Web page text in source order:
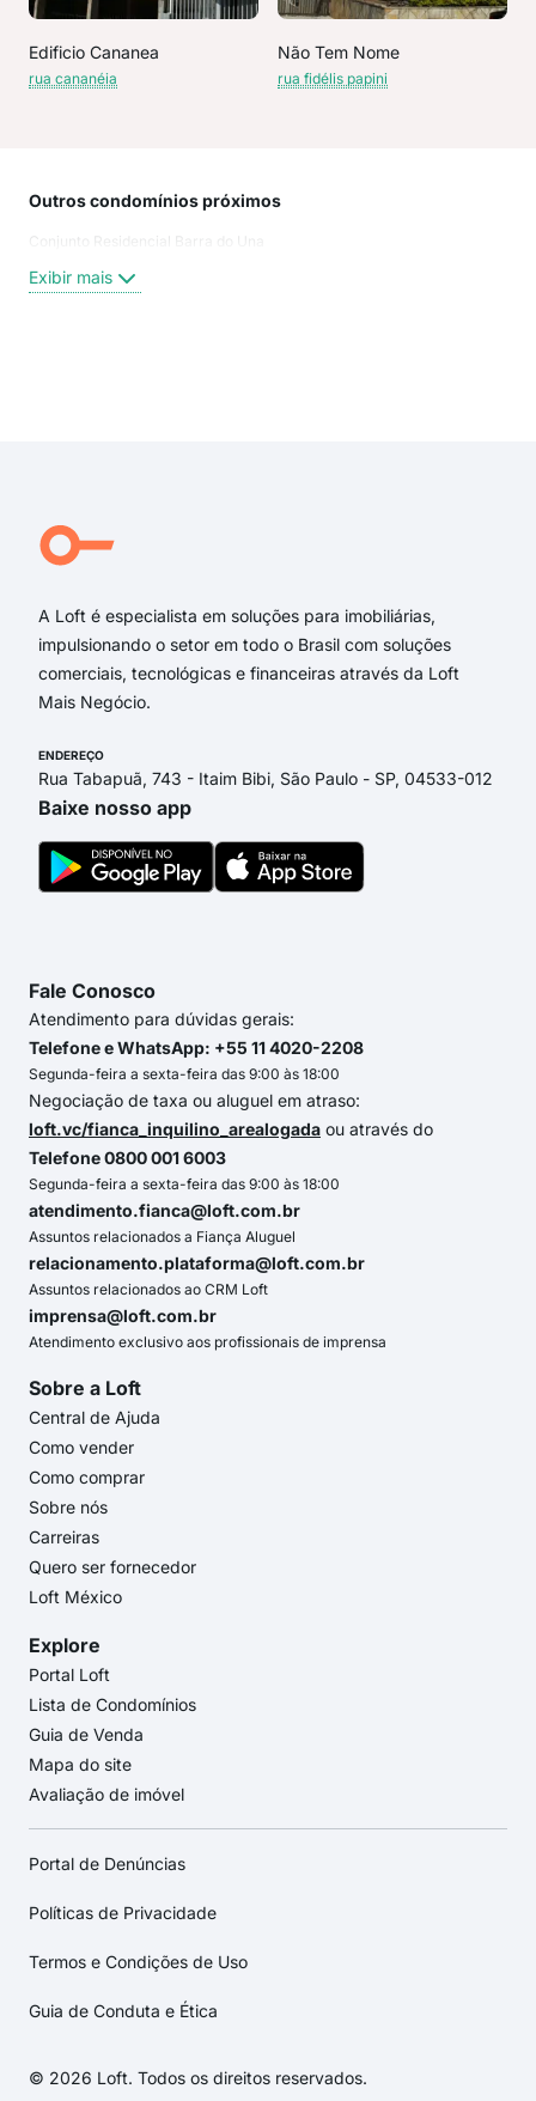
Edificio Cananea
rua cananéia
Não Tem Nome
rua fidélis papini
Outros condomínios próximos
Conjunto Residencial Barra do Una
Exibir mais
A Loft é especialista em soluções para imobiliárias,
impulsionando o setor em todo o Brasil com soluções
comerciais, tecnológicas e financeiras através da Loft
Mais Negócio.
ENDEREÇO
Rua Tabapuã, 743 - Itaim Bibi, São Paulo - SP, 04533-012
Baixe nosso app
Fale Conosco
Atendimento para dúvidas gerais:
Telefone e WhatsApp: +55 11 4020-2208
Segunda-feira a sexta-feira das 9:00 às 18:00
Negociação de taxa ou aluguel em atraso:
loft.vc/fianca_inquilino_arealogada ou através do
Telefone 0800 001 6003
Segunda-feira a sexta-feira das 9:00 às 18:00
atendimento.fianca@loft.com.br
Assuntos relacionados a Fiança Aluguel
relacionamento.plataforma@loft.com.br
Assuntos relacionados ao CRM Loft
imprensa@loft.com.br
Atendimento exclusivo aos profissionais de imprensa
Sobre a Loft
Central de Ajuda
Como vender
Como comprar
Sobre nós
Carreiras
Quero ser fornecedor
Loft México
Explore
Portal Loft
Lista de Condomínios
Guia de Venda
Mapa do site
Avaliação de imóvel
Portal de Denúncias
Políticas de Privacidade
Termos e Condições de Uso
Guia de Conduta e Ética
© 2026 Loft. Todos os direitos reservados.